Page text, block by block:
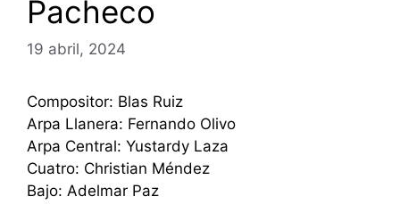
Pacheco
19 abril, 2024
Compositor: Blas Ruiz
Arpa Llanera: Fernando Olivo
Arpa Central: Yustardy Laza
Cuatro: Christian Méndez
Bajo: Adelmar Paz